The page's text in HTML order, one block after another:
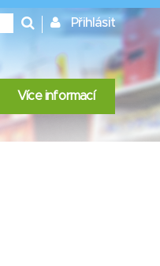
Přihlásit
Více informací